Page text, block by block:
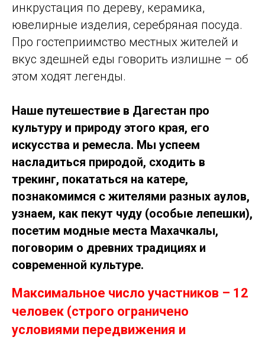
инкрустация по дереву, керамика,
ювелирные изделия, серебряная посуда.
Про гостеприимство местных жителей и
вкус здешней еды говорить излишне – об
этом ходят легенды.
Наше путешествие в Дагестан про
культуру и природу этого края, его
искусства и ремесла. Мы успеем
насладиться природой, сходить в
трекинг, покататься на катере,
познакомимся с жителями разных аулов,
узнаем, как пекут чуду (особые лепешки),
посетим модные места Махачкалы,
поговорим о древних традициях и
современной культуре.
Максимальное число участников – 12
человек (строго ограничено
условиями передвижения и